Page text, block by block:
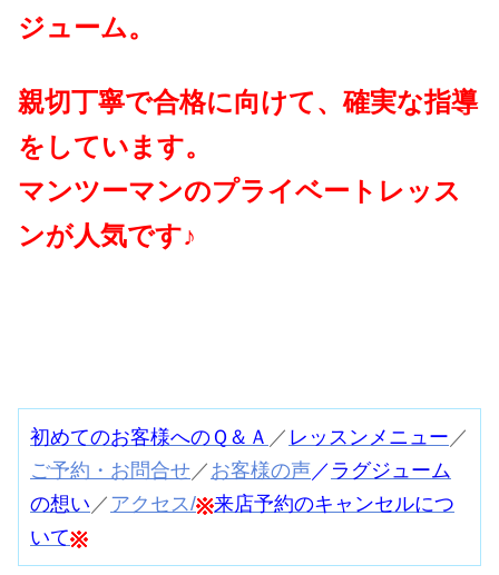
ジューム。
親切丁寧で合格に向けて、確実な指導
をしています。
マンツーマンのプライベートレッス
ンが人気です♪
初めてのお客様へのＱ＆Ａ ／ レッスンメニュー ／
ご予約・お問合せ／ お客様の声／ ラグジューム
の想い ／ アクセス/
来店予約のキャンセルにつ
いて